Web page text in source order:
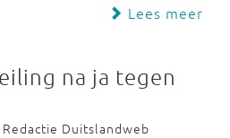
Lees meer
na ja tegen
Duitslandweb